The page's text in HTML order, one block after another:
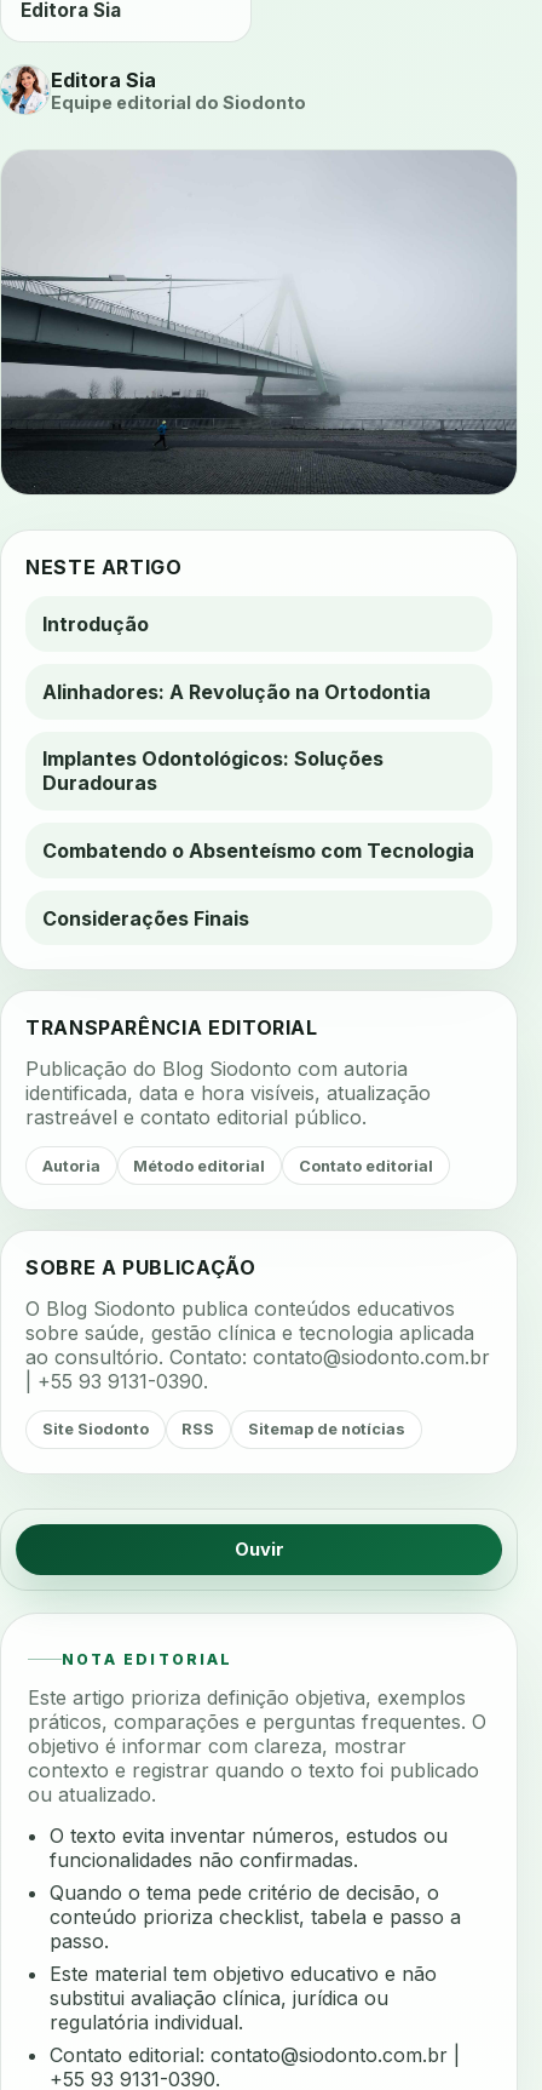
Editora Sia
Editora Sia
Equipe editorial do Siodonto
NESTE ARTIGO
Introdução
Alinhadores: A Revolução na Ortodontia
Implantes Odontológicos: Soluções
Duradouras
Combatendo o Absenteísmo com Tecnologia
Considerações Finais
TRANSPARÊNCIA EDITORIAL
Publicação do Blog Siodonto com autoria
identificada, data e hora visíveis, atualização
rastreável e contato editorial público.
Autoria Método editorial Contato editorial
SOBRE A PUBLICAÇÃO
O Blog Siodonto publica conteúdos educativos
sobre saúde, gestão clínica e tecnologia aplicada
ao consultório. Contato: contato@siodonto.com.br
| +55 93 9131-0390.
Site Siodonto RSS Sitemap de notícias
Ouvir
NOTA EDITORIAL
Este artigo prioriza definição objetiva, exemplos
práticos, comparações e perguntas frequentes. O
objetivo é informar com clareza, mostrar
contexto e registrar quando o texto foi publicado
ou atualizado.
O texto evita inventar números, estudos ou
funcionalidades não confirmadas.
Quando o tema pede critério de decisão, o
conteúdo prioriza checklist, tabela e passo a
passo.
Este material tem objetivo educativo e não
substitui avaliação clínica, jurídica ou
regulatória individual.
Contato editorial:contato@siodonto.com.br
+55 93 9131-0390.